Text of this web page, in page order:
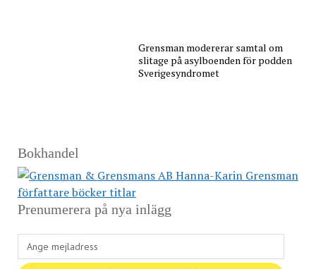
Grensman modererar samtal om
slitage på asylboenden för podden
Sverigesyndromet
Bokhandel
Prenumerera på nya inlägg
Ange
mejladress